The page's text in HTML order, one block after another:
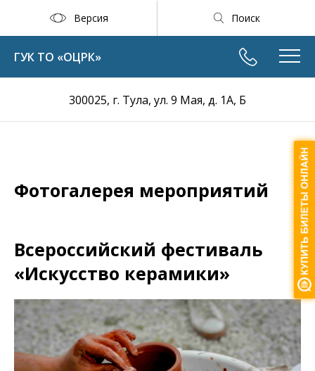
Версия Поиск
300025, г. Тула, ул. 9 Мая, д. 1А, Б
ГУК ТО «ОЦРК»
Фотогалерея мероприятий
Всероссийский фестиваль
«Искусство керамики»